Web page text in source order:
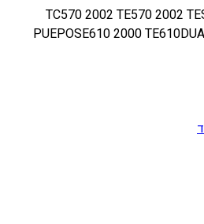
TC570 2002 TE570 2002
PUEPOSE610 2000